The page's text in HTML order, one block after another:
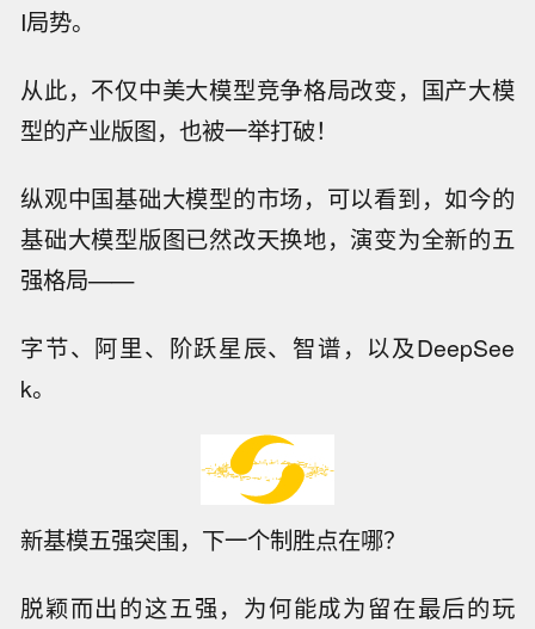
I局势。
从此，不仅中美大模型竞争格局改变，国产大模
型的产业版图，也被一举打破！
纵观中国基础大模型的市场，可以看到，如今的
基础大模型版图已然改天换地，演变为全新的五
强格局——
字节、阿里、阶跃星辰、智谱，以及DeepSee
k。
新基模五强突围，下一个制胜点在哪？
脱颖而出的这五强，为何能成为留在最后的玩